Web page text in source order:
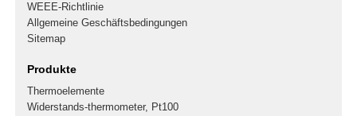
WEEE-Richtlinie
Allgemeine Geschäftsbedingungen
Sitemap
Produkte
Thermoelemente
Widerstands-thermometer, Pt100